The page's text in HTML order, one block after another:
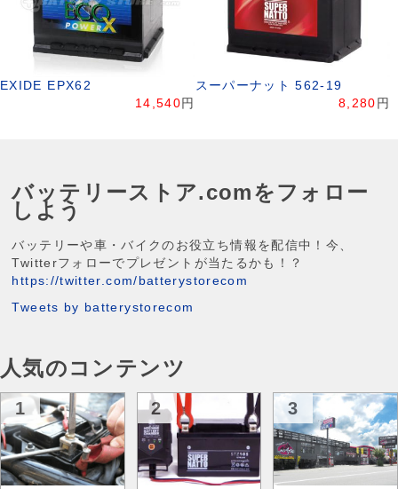
EXIDE EPX62
14,540 円
スーパーナット 562-19
8,280 円
バッテリーストア.comをフォロー
しよう
バッテリーや車・バイクのお役立ち情報を配信中！今、
Twitterフォローでプレゼントが当たるかも！？
https://twitter.com/batterystorecom
Tweets by batterystorecom
人気のコンテンツ
1 2 3